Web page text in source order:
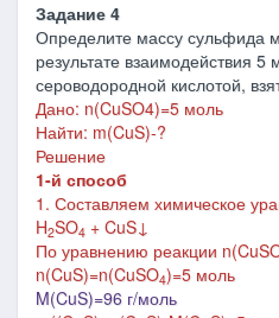
Задание 4
Определите массу сульфида
результате взаимодействия
сероводородной кислотой,
Дано: n(CuSO4)=5 моль
Найти: m(CuS)-?
Решение
1-й способ
1. Составляем химическое
H2SO4 + CuS↓
По уравнению реакции n(
n(CuS)=n(CuSO4)=5 моль
M(CuS)=96 г/моль